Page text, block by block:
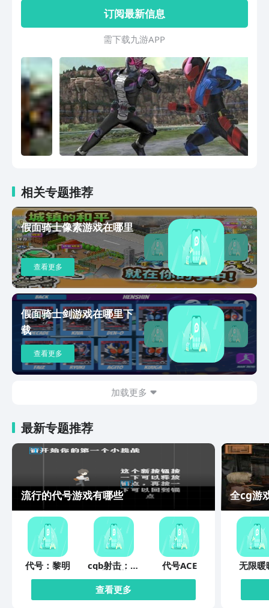
参与不同的游戏模式，并且你还可以在每
个会话中改变你的外观。
订阅最新信息
需 下 载 九 游 A P P
相关专题推荐
假面骑士像素游戏在哪里
查看更多
假面骑士剑游戏在哪里下
载
查看更多
加载更多
最新专题推荐
流行的代号游戏有哪些
代号：黎明 cqb射击：代
号腐烂
代号ACE
查看更多
全cg游
无限暖